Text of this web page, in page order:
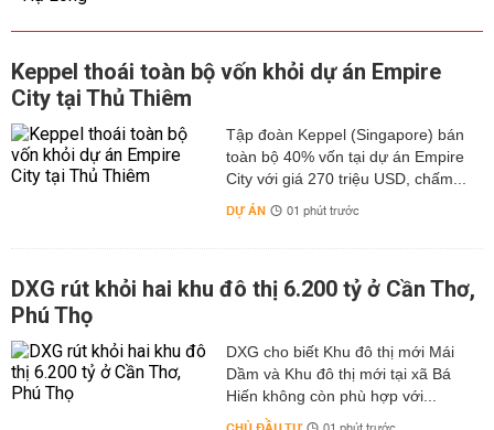
Keppel thoái toàn bộ vốn khỏi dự án Empire
City tại Thủ Thiêm
Tập đoàn Keppel (Singapore) bán
toàn bộ 40% vốn tại dự án Empire
City với giá 270 triệu USD, chấm...
DỰ ÁN 01 phút trước
DXG rút khỏi hai khu đô thị 6.200 tỷ ở Cần Thơ,
Phú Thọ
DXG cho biết Khu đô thị mới Mái
Dầm và Khu đô thị mới tại xã Bá
Hiến không còn phù hợp với...